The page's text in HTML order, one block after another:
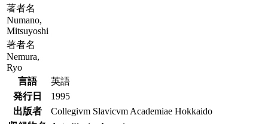
著者名
Numano,
Mitsuyoshi
著者名
Nemura,
Ryo
言語
英語
発行日
1995
出版者
Collegivm Slavicvm Academiae Hokkaido